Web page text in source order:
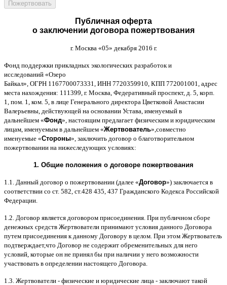
Публичная оферта
о заключении договора пожертвования
г. Москва «05» декабря 2016 г.
Фонд поддержки прикладных экологических разработок и
исследований «Озеро
Байкал», ОГРН 1167700073331, ИНН 7720359910, КПП 772001001, адрес
места нахождения: 111399, г. Москва Федеративный проспект, д . 5, корп
1, пом . 1, ком . 5, в лице Генерального директора Цветковой Анастасии
Валерьевны действующей на основании Устава именуемый в
дальнейшем «Фонд», настоящим предлагает физическим и юридическим
лицам именуемым в дальнейшем «Жертвователь», совместно
именуемые «Стороны», заключить договор o благотворительном
пожертвовании на нижеследующих условиях:
1. Общие положения o договоре пожертвования
1.1. Данный договор о пожертвовании (далее «Договор») заключается в
соответствии со ст. 582, ст.428 435, 437 Гражданского Кодекса Российской
Федерации
1.2. Договор является договором присоединения При публичном сборе
денежных средств Жертвователи принимают условия данного Договора
путем присоединения к данному Договору в целом При этом Жертвователь
подтверждает,что Договор не содержит обременительных для него
условий которые он не принял бы при наличии у него возможности
участвовать в определении настоящего Договора
1.3. Жертвователи - физические и юридические лица - заключают такой